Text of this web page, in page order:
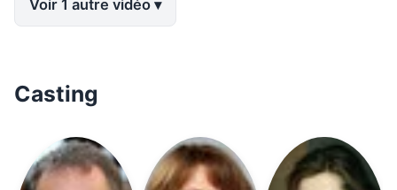
Voir 1 autre vidéo
Casting